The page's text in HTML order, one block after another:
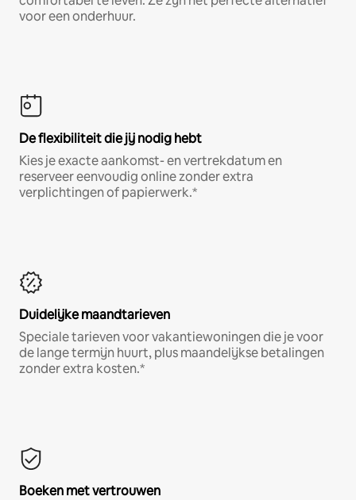
voor een onderhuur.
De flexibiliteit die jij nodig hebt
Kies je exacte aankomst- en vertrekdatum en
reserveer eenvoudig online zonder extra
verplichtingen of papierwerk.*
Duidelijke maandtarieven
Speciale tarieven voor vakantiewoningen die je voor
de lange termijn huurt, plus maandelijkse betalingen
zonder extra kosten.*
Boeken met vertrouwen